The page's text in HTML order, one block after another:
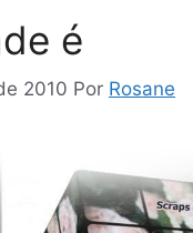
é
2010 Por Rosane